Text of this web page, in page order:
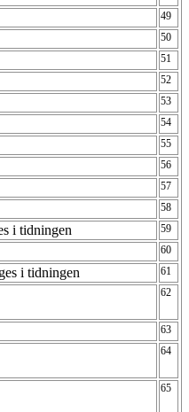
49
50
51
52
53
54
55
56
57
58
i tidningen 59
60
i tidningen 61
62
63
64
65